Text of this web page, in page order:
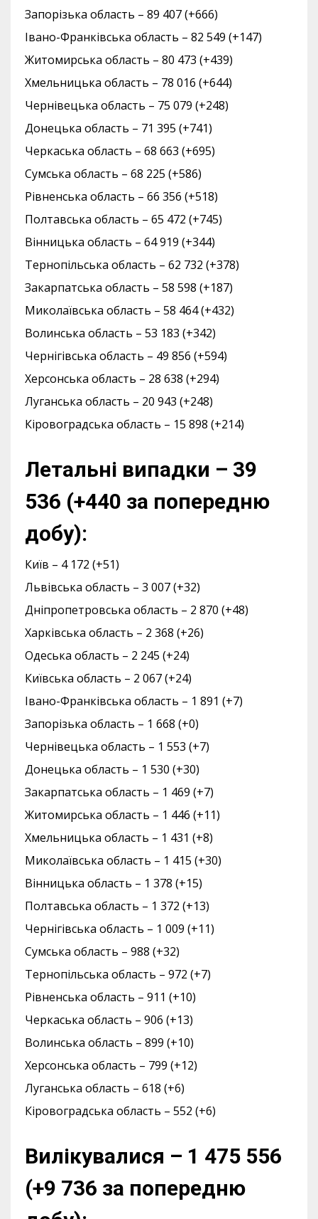
Запорізька область – 89 407 (+666)
Івано-Франківська область – 82 549 (+147)
Житомирська область – 80 473 (+439)
Хмельницька область – 78 016 (+644)
Чернівецька область – 75 079 (+248)
Донецька область – 71 395 (+741)
Черкаська область – 68 663 (+695)
Сумська область – 68 225 (+586)
Рівненська область – 66 356 (+518)
Полтавська область – 65 472 (+745)
Вінницька область – 64 919 (+344)
Тернопільська область – 62 732 (+378)
Закарпатська область – 58 598 (+187)
Миколаївська область – 58 464 (+432)
Волинська область – 53 183 (+342)
Чернігівська область – 49 856 (+594)
Херсонська область – 28 638 (+294)
Луганська область – 20 943 (+248)
Кіровоградська область – 15 898 (+214)
Летальні випадки – 39
536 (+440 за попередню
добу):
Київ – 4 172 (+51)
Львівська область – 3 007 (+32)
Дніпропетровська область – 2 870 (+48)
Харківська область – 2 368 (+26)
Одеська область – 2 245 (+24)
Київська область – 2 067 (+24)
Івано-Франківська область – 1 891 (+7)
Запорізька область – 1 668 (+0)
Чернівецька область – 1 553 (+7)
Донецька область – 1 530 (+30)
Закарпатська область – 1 469 (+7)
Житомирська область – 1 446 (+11)
Хмельницька область – 1 431 (+8)
Миколаївська область – 1 415 (+30)
Вінницька область – 1 378 (+15)
Полтавська область – 1 372 (+13)
Чернігівська область – 1 009 (+11)
Сумська область – 988 (+32)
Тернопільська область – 972 (+7)
Рівненська область – 911 (+10)
Черкаська область – 906 (+13)
Волинська область – 899 (+10)
Херсонська область – 799 (+12)
Луганська область – 618 (+6)
Кіровоградська область – 552 (+6)
Вилікувалися – 1 475 556
(+9 736 за попередню